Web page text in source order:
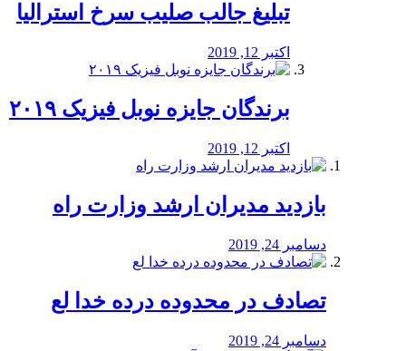
تبلیغ جالب صلیب سرخ استرالیا
اکتبر 12, 2019
برندگان جایزه نوبل فیزیک ۲۰۱۹
اکتبر 12, 2019
بازدید مدیران ارشد وزارت راه
دسامبر 24, 2019
تصادف در محدوده درده خدا لع
دسامبر 24, 2019